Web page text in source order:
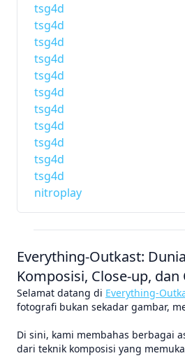
tsg4d
tsg4d
tsg4d
tsg4d
tsg4d
tsg4d
tsg4d
tsg4d
tsg4d
tsg4d
tsg4d
nitroplay
Everything-Outkast:
Komposisi, Close-up, dan
Selamat datang di Everything-
fotografi bukan sekadar gambar,
Di sini, kami membahas berbagai
dari teknik komposisi yang